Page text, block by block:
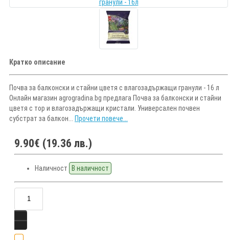
Кратко описание
Почва за балконски и стайни цветя с влагозадържащи гранули - 16 л
Онлайн магазин agrogradina.bg предлага Почва за балконски и стайни
цветя с тор и влагозадържащи кристали. Универсален почвен
субстрат за балкон... Прочети повече...
9.90€ (19.36 лв.)
Наличност В наличност